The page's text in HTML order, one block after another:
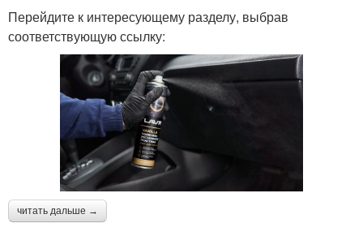
Перейдите к интересующему разделу, выбрав
соответствующую ссылку:
читать дальше →